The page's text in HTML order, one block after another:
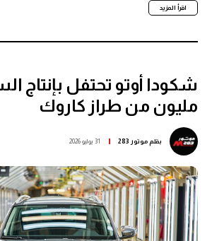
اقرأ المزيد
شكودا أوتو تحتفل بإنتاج
مليون من طراز كاروك
بقلمموتور 283 31 يوليو 2026